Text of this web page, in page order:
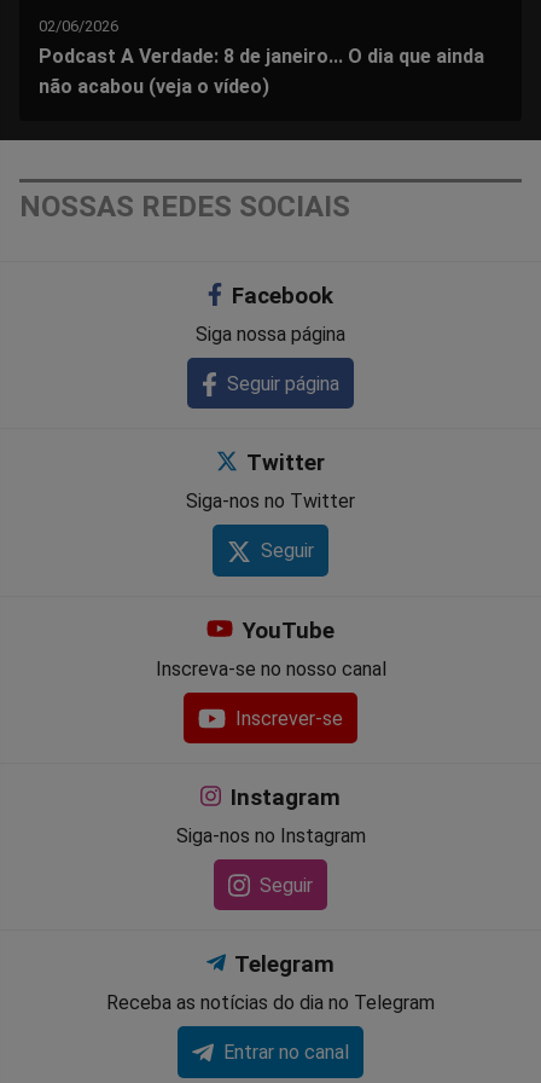
02/06/2026
Podcast A Verdade: 8 de janeiro... O dia que ainda
não acabou (veja o vídeo)
NOSSAS REDES SOCIAIS
Facebook
Siga nossa página
Seguir página
Twitter
Siga-nos no Twitter
Seguir
YouTube
Inscreva-se no nosso canal
Inscrever-se
Instagram
Siga-nos no Instagram
Seguir
Telegram
Receba as notícias do dia no Telegram
Entrar no canal